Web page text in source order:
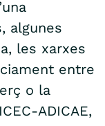
algunes
les xarxes
entre
o la
ADICAE,